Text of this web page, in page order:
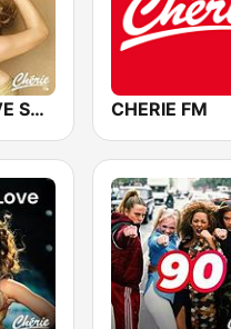
CHERIE LOVE SONGS CHERIE FM